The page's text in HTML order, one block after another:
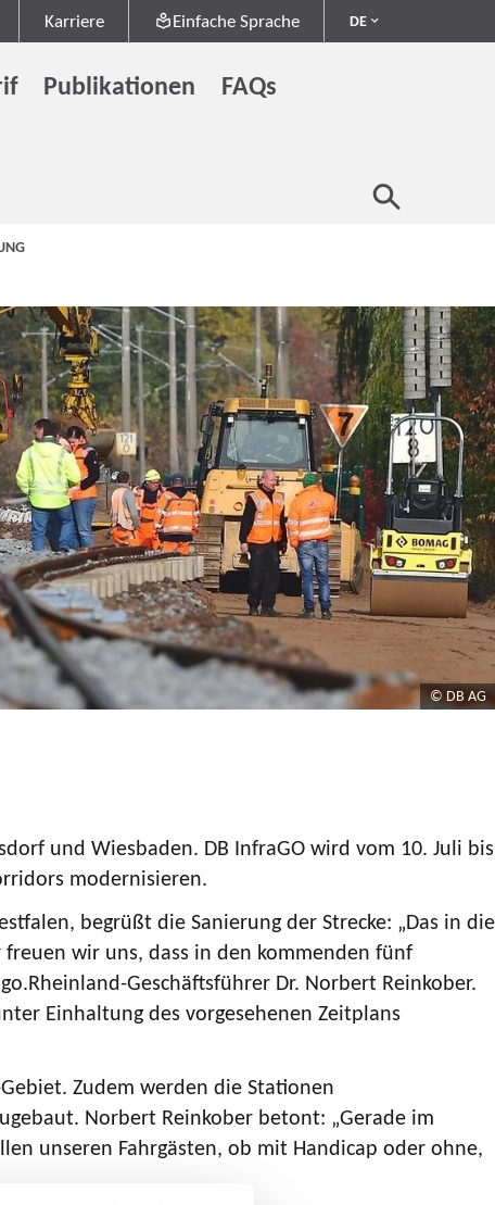
Karriere Einfache Sprache DE
Publikationen
FAQs
© DB AG
und Wiesbaden. DB InfraGO wird vom 10. Juli bis
modernisieren.
begrüßt die Sanierung der Strecke: „Das in die
wir uns, dass in den kommenden fünf
Geschäftsführer Dr. Norbert Reinkober.
Einhaltung des vorgesehenen Zeitplans
Zudem werden die Stationen
Norbert Reinkober betont: „Gerade im
unseren Fahrgästen, ob mit Handicap oder ohne,